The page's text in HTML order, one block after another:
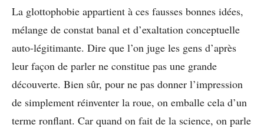
La glottophobie appartient à ces fausses bonnes idées,
mélange de constat banal et d’exaltation conceptuelle
auto-légitimante. Dire que l’on juge les gens d’après
leur façon de parler ne constitue pas une grande
découverte. Bien sûr, pour ne pas donner l’impression
de simplement réinventer la roue, on emballe cela d’un
terme ronflant. Car quand on fait de la science, on parle